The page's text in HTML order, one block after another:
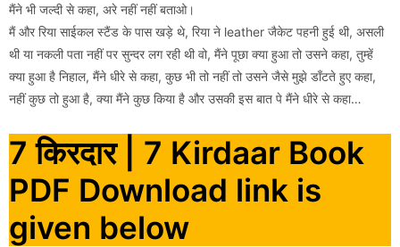
मैंने भी जल्दी से कहा, अरे नहीं नहीं बताओ।
मैं और रिया साईकल स्टैंड के पास खड़े थे, रिया ने leather जैकेट पहनी हुई थी, असली
थी या नकली पता नहीं पर सुन्दर लग रही थी वो, मैंने पूछा क्या हुआ तो उसने कहा, तुम्हें
क्या हुआ है निहाल, मैंने धीरे से कहा, कुछ भी तो नहीं तो उसने जैसे मुझे डाँटते हुए कहा,
नहीं कुछ तो हुआ है, क्या मैंने कुछ किया है और उसकी इस बात पे मैंने धीरे से कहा…
7 किरदार | 7 Kirdaar Book
PDF Download link is
given below